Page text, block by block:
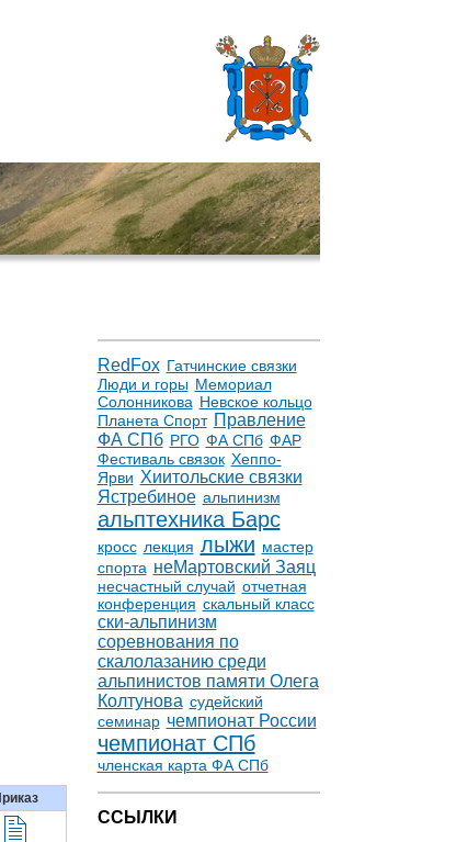
RedFox Гатчинские связки
Люди и горы Мемориал
Солонникова Невское кольцо
Планета Спорт Правление
ФА СПб РГО ФА СПб ФАР
Фестиваль связок Хеппо-
Ярви Хиитольские связки
Ястребиное альпинизм
альптехника Барс
кросс лекция лыжи мастер
спорта неМартовский Заяц
несчастный случай отчетная
конференция скальный класс
ски-альпинизм
соревнования по
скалолазанию среди
альпинистов памяти Олега
Колтунова судейский
семинар чемпионат России
чемпионат СПб
членская карта ФА СПб
ССЫЛКИ